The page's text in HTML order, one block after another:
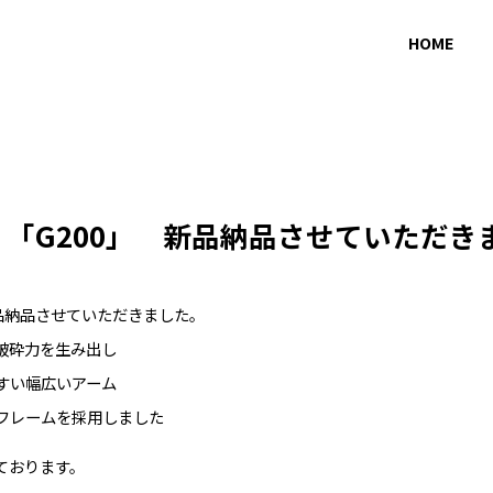
HOME
G200」 新品納品させていただき
させていただきました。
砕力を生み出し
い幅広いアーム
レームを採用しました
ります。